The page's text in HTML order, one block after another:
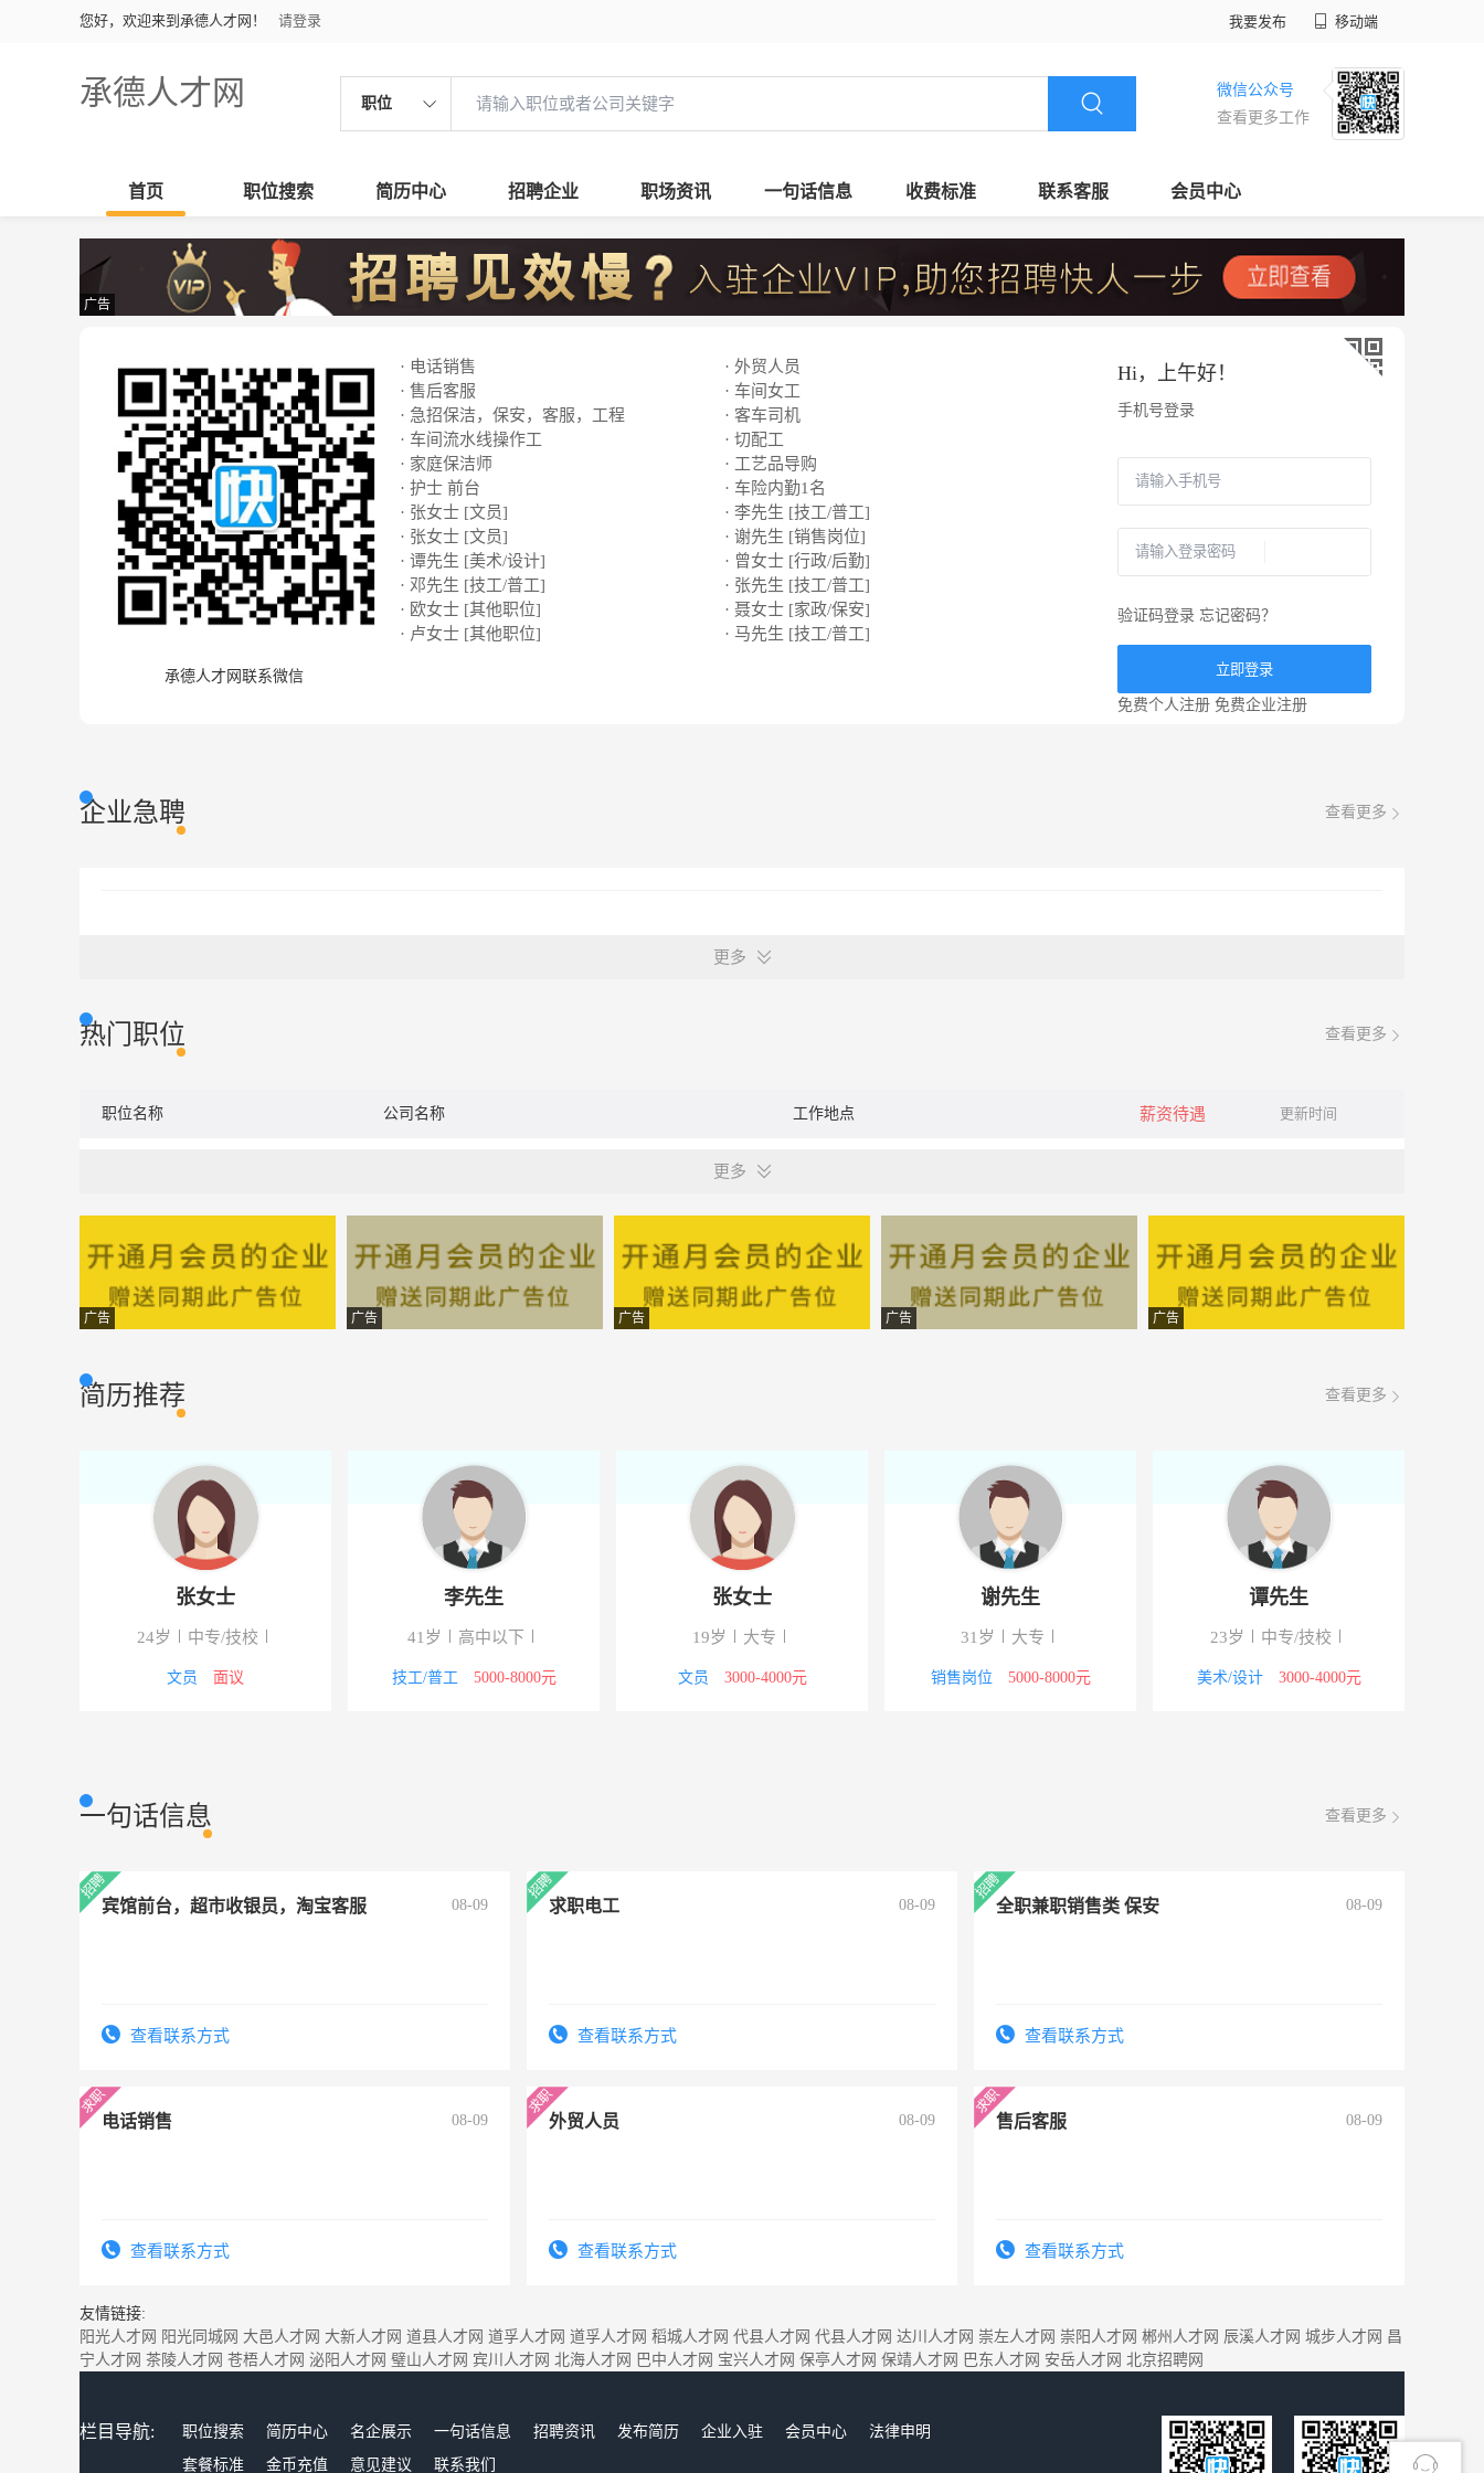
您好，欢迎来到承德人才网！ 请登录 我要发布 移动端
承德人才网 职位
微信公众号
查看更多工作
首页 职位搜索 简历中心 招聘企业 职场资讯 一句话信息 收费标准 联系客服 会员中心
广告
承德人才网联系微信
· 电话销售
· 外贸人员
· 售后客服
· 车间女工
· 急招保洁，保安，客服，工程
· 客车司机
· 车间流水线操作工
· 切配工
· 家庭保洁师
· 工艺品导购
· 护士 前台
· 车险内勤1名
· 张女士 [文员]
· 李先生 [技工/普工]
· 张女士 [文员]
· 谢先生 [销售岗位]
· 谭先生 [美术/设计]
· 曾女士 [行政/后勤]
· 邓先生 [技工/普工]
· 张先生 [技工/普工]
· 欧女士 [其他职位]
· 聂女士 [家政/保安]
· 卢女士 [其他职位]
· 马先生 [技工/普工]
Hi， 上午好！
手机号登录
验证码登录 忘记密码？
立即登录
免费个人注册 免费企业注册
企业急聘 查看更多
更多
热门职位 查看更多
职位名称 公司名称 工作地点 薪资待遇 更新时间
更多
广告 广告 广告 广告 广告
简历推荐 查看更多
张女士
24岁 中专/技校
文员 面议
李先生
41岁 高中以下
技工/普工 5000-8000元
张女士
19岁 大专
文员 3000-4000元
谢先生
31岁 大专
销售岗位 5000-8000元
谭先生
23岁 中专/技校
美术/设计 3000-4000元
一句话信息 查看更多
宾馆前台，超市收银员，淘宝客服 08-09
查看联系方式
求职电工 08-09
查看联系方式
全职兼职销售类 保安 08-09
查看联系方式
电话销售 08-09
查看联系方式
外贸人员 08-09
查看联系方式
售后客服 08-09
查看联系方式
友情链接:
阳光人才网 阳光同城网 大邑人才网 大新人才网 道县人才网 道孚人才网 道孚人才网 稻城人才网 代县人才网 代县人才网 达川人才网 崇左人才网 崇阳人才网 郴州人才网 辰溪人才网 城步人才网 昌
宁人才网 茶陵人才网 苍梧人才网 泌阳人才网 璧山人才网 宾川人才网 北海人才网 巴中人才网 宝兴人才网 保亭人才网 保靖人才网 巴东人才网 安岳人才网 北京招聘网
栏目导航: 职位搜索 简历中心 名企展示 一句话信息 招聘资讯 发布简历 企业入驻 会员中心
法律申明
套餐标准
金币充值 意见建议 联系我们